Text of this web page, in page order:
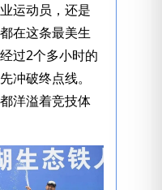
运动员，还是
在这条最美生
过2个多小时的
冲破终点线。
洋溢着竞技体